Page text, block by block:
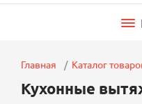
Главная Каталог
Кухонные